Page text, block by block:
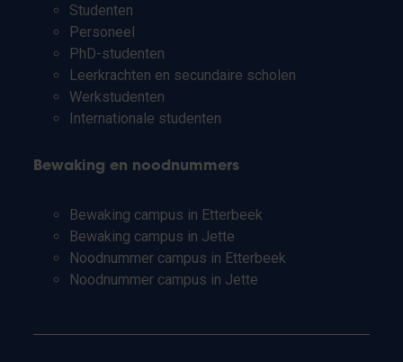
Studenten
Personeel
PhD-studenten
Leerkrachten en secundaire scholen
Werkstudenten
Internationale studenten
Bewaking en noodnummers
Bewaking campus in Etterbeek
Bewaking campus in Jette
Noodnummer campus in Etterbeek
Noodnummer campus in Jette